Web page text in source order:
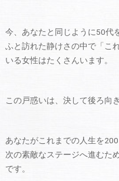
今、あなたと同じように50代
ふと訪れた静けさの中で「こ
いる女性はたくさんいます。
この戸惑いは、決して後ろ向
あなたがこれまでの人生を
次の素敵なステージへ進むた
です。